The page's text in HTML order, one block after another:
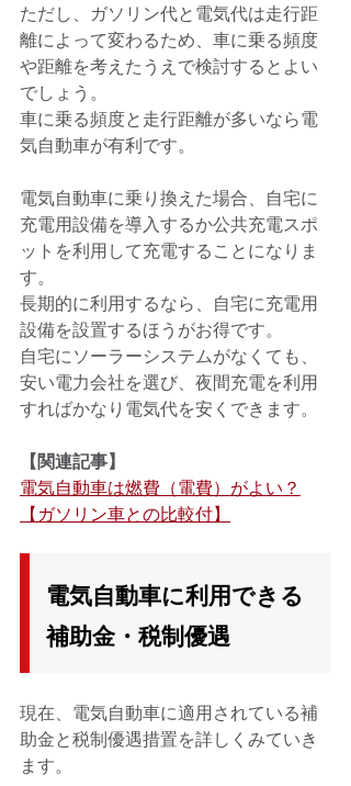
ただし、ガソリン代と電気代は走行距
離によって変わるため、車に乗る頻度
や距離を考えたうえで検討するとよい
でしょう。
車に乗る頻度と走行距離が多いなら電
気自動車が有利です。
電気自動車に乗り換えた場合、自宅に
充電用設備を導入するか公共充電スポ
ットを利用して充電することになりま
す。
長期的に利用するなら、自宅に充電用
設備を設置するほうがお得です。
自宅にソーラーシステムがなくても、
安い電力会社を選び、夜間充電を利用
すればかなり電気代を安くできます。
【関連記事】
電気自動車は燃費（電費）がよい？
【ガソリン車との比較付】
電気自動車に利用できる
補助金・税制優遇
現在、電気自動車に適用されている補
助金と税制優遇措置を詳しくみていき
ます。